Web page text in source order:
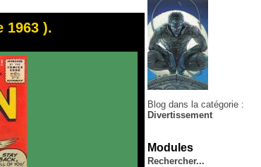
Blog dans la catégorie :
Divertissement
Modules
Rechercher...
1963 ).